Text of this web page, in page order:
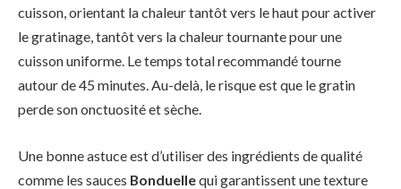
cuisson, orientant la chaleur tantôt vers le haut pour activer
le gratinage, tantôt vers la chaleur tournante pour une
cuisson uniforme. Le temps total recommandé tourne
autour de 45 minutes. Au-delà, le risque est que le gratin
perde son onctuosité et sèche.
Une bonne astuce est d’utiliser des ingrédients de qualité
comme les sauces Bonduellequi garantissent une texture